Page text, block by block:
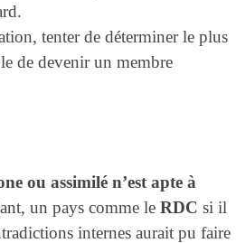
tenter de déterminer le plus
de devenir un membre
ou assimilé n’est apte à
un pays comme le RDC si il
internes aurait pu faire